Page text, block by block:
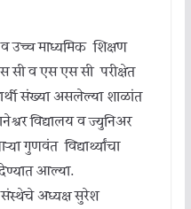
व उच्च माध्यमिक शिक्षण
व एस एस सी परीक्षेत
संख्या असलेल्या शाळांत
विद्यालय व ज्युनिअर
गुणवंत विद्यार्थ्यांचा
आल्या.
संस्थेचे अध्यक्ष सुरेश